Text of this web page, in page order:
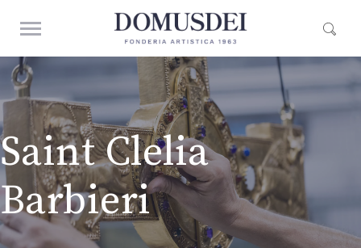
Saint Clelia
Barbieri